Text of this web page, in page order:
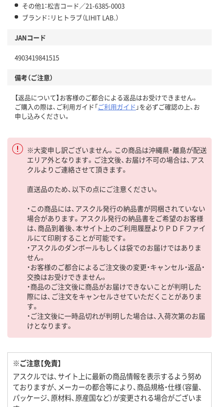
その他1：松吉コード／21-6385-0003
ブランド：リヒトラブ（LIHIT LAB.）
JANコード
4903419841515
備考（ご注意）
【返品について】お客様のご都合による返品はお受けできません。
ご購入の際は、ご利用ガイド「ご利用ガイド 」を必ずご確認の上、お
申し込みください。
※大変申し訳ございません。この商品は沖縄県・離島が配送
エリア外となります。ご注文後、お届け不可の場合は、アス
クルよりご連絡させて頂きます。
直送品のため、以下の点にご注意ください。
・この商品には、アスクル発行の納品書が同梱されていない
場合があります。アスクル発行の納品書をご希望のお客様
は、商品到着後、本サイト上のご利用履歴よりＰＤＦファイ
ルにて印刷することが可能です。
・アスクルのダンボールもしくは袋でのお届けではありま
せん。
・お客様のご都合によるご注文後の変更・キャンセル・返品・
交換はお受けできません。
・商品のご注文後に商品がお届けできないことが判明した
際には、ご注文をキャンセルさせていただくことがありま
す。
・ご注文後に一時品切れが判明した場合は、入荷次第のお届
けとなります。
※ご注意【免責】
アスクルでは、サイト上に最新の商品情報を表示するよう努め
ておりますが、メーカーの都合等により、商品規格・仕様（容量、
パッケージ、原材料、原産国など）が変更される場合がございま